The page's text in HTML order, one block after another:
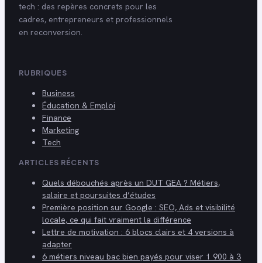
tech : des repères concrets pour les
cadres, entrepreneurs et professionnels
en reconversion.
RUBRIQUES
Business
Éducation & Emploi
Finance
Marketing
Tech
ARTICLES RÉCENTS
Quels débouchés après un DUT GEA ? Métiers,
salaire et poursuites d’études
Première position sur Google : SEO, Ads et visibilité
locale, ce qui fait vraiment la différence
Lettre de motivation : 6 blocs clairs et 4 versions à
adapter
6 métiers niveau bac bien payés pour viser 1 900 à 3